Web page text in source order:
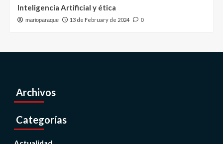
Inteligencia Artificial y ética
marioparaque 13 de February de 2024 0
Archivos
Categorías